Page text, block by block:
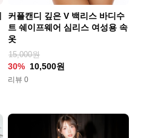
커플캔디 깊은 V 백리스 바디수
트 쉐이프웨어 심리스 여성용 속
옷
15,000원
30% 10,500원
리뷰 0